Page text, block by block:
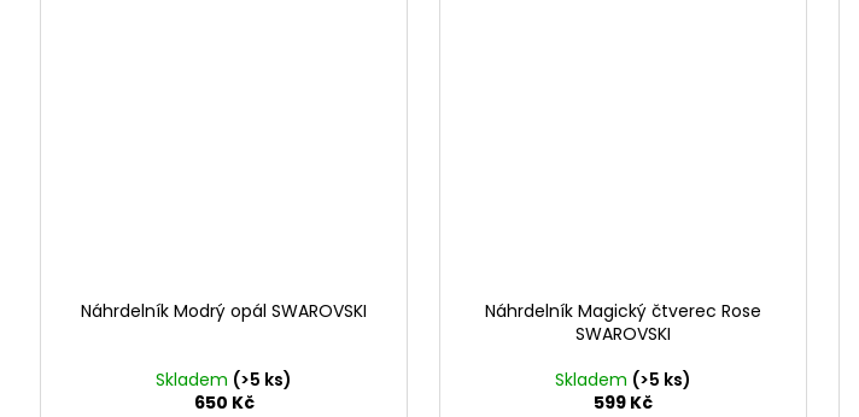
Náhrdelník Modrý opál SWAROVSKI
Skladem (>5 ks)
650 Kč
Náhrdelník Magický čtverec Rose
SWAROVSKI
Skladem (>5 ks)
599 Kč